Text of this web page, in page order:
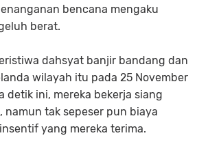
bencana mengaku
berat.
dahsyat banjir bandang dan
wilayah itu pada 25 November
detik ini, mereka bekerja siang
namun tak sepeser pun biaya
yang mereka terima.